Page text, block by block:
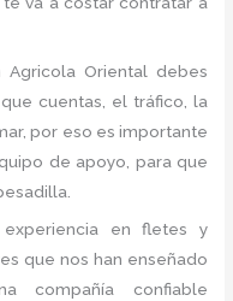
Oriental debes
cuentas, el tráfico, la
por eso es importante
de apoyo, para que
experiencia en fletes y
que nos han enseñado
compañía confiable